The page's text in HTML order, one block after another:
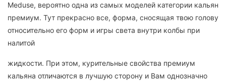
Meduse, вероятно одна из самых моделей категории кальян
премиум. Тут прекрасно все, форма, сносящая твою голову
относительно его форм и игры света внутри колбы при
налитой
жидкости. При этом, курительные свойства премиум
кальяна отличаются в лучшую сторону и Вам однозначно